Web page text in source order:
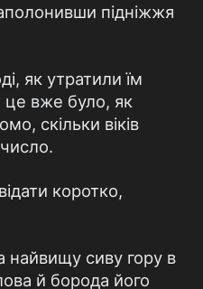
підніжжя
як утратили їм
це вже було, як
скільки віків
коротко,
найвищу сиву гору в
й борода його